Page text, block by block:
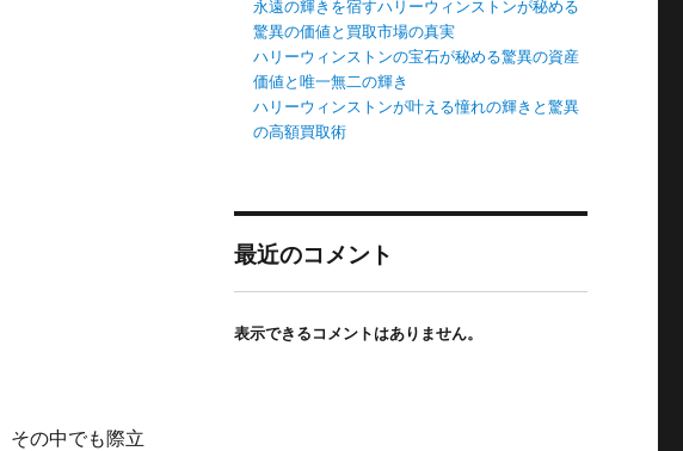
その中でも際立
永遠の輝きを宿すハリーウィンストンが秘める
驚異の価値と買取市場の真実
ハリーウィンストンの宝石が秘める驚異の資産
価値と唯一無二の輝き
ハリーウィンストンが叶える憧れの輝きと驚異
の高額買取術
最近のコメント
表示できるコメントはありません。